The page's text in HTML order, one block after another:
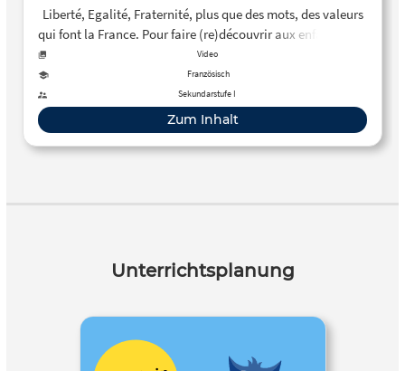
Liberté, Egalité, Fraternité, plus que des mots, des valeurs
qui font la France. Pour faire (re)découvrir aux enfants, aux
jeunes et aux moins jeunes le sens de notre devise
nationale, le Gouvernement lance une campagne sur les
valeurs républicaines.
Video
Französisch
Sekundarstufe I
Zum Inhalt
Unterrichtsplanung